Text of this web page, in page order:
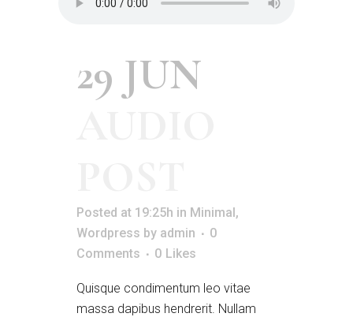
29 JUN
Posted at 19:25h in Minimal,
Wordpress by admin
0
Comments
0 Likes
Quisque condimentum leo vitae
massa dapibus hendrerit. Nullam